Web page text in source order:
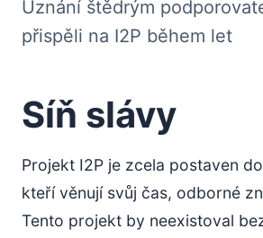
Uznání štědrým
přispěli na I2P během let
Síň slávy
Projekt I2P je zcela postaven
kteří věnují svůj čas, odborné
Tento projekt by neexistoval